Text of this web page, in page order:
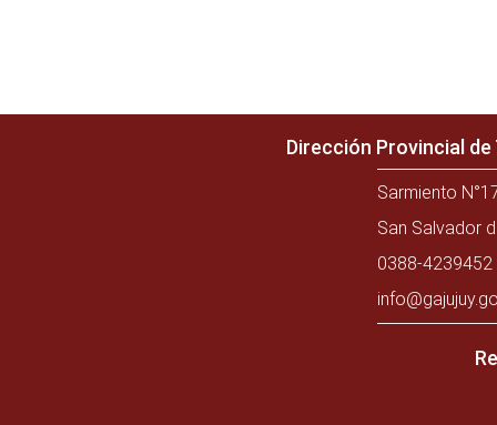
Dirección Provincial
Sarmiento
San Salvador
0388-